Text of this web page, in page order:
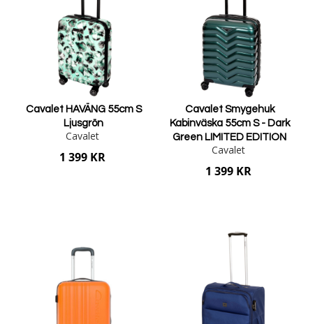
Cavalet HAVÄNG 55cm S
Ljusgrön
Cavalet
1 399 KR
Cavalet Smygehuk
Kabinväska 55cm S - Dark
Green LIMITED EDITION
Cavalet
1 399 KR